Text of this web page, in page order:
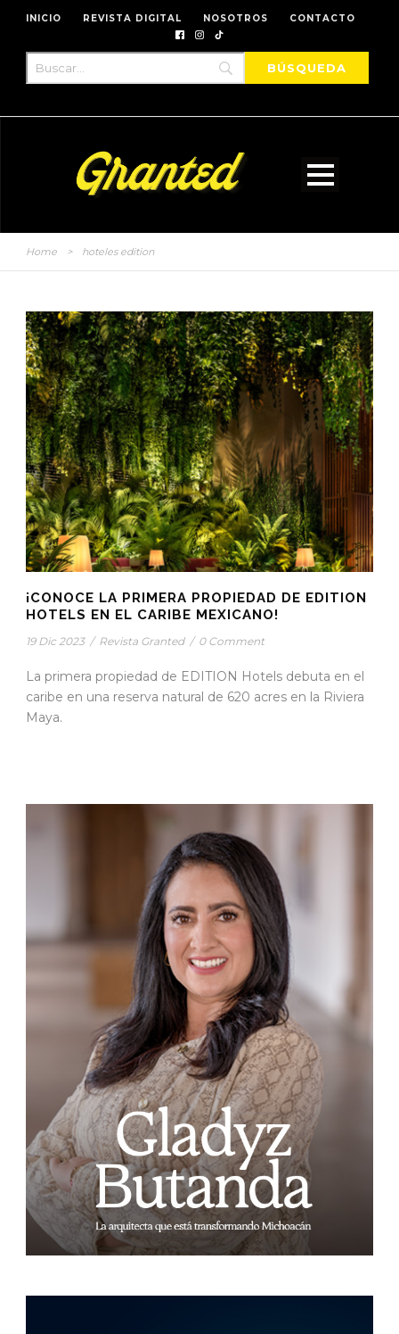
INICIO REVISTA DIGITAL NOSOTROS CONTACTO
Home > hoteles edition
¡CONOCE LA PRIMERA PROPIEDAD DE EDITION
HOTELS EN EL CARIBE MEXICANO!
19 Dic 2023 / Revista Granted / 0 Comment
La primera propiedad de EDITION Hotels debuta en el
caribe en una reserva natural de 620 acres en la Riviera
Maya.